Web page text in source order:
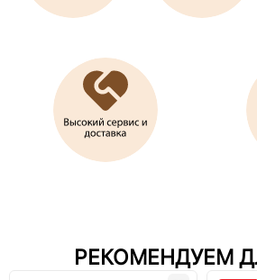
РЕКОМЕНДУЕМ